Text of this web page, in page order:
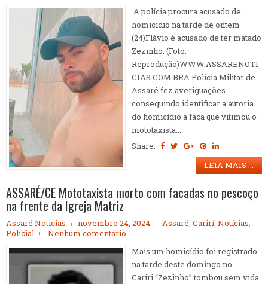
A polícia procura acusado de
homicídio na tarde de ontem
(24)Flávio é acusado de ter matado
Zezinho. (Foto:
Reprodução)WWW.ASSARENOTI
CIAS.COM.BRA Polícia Militar de
Assaré fez averiguações
conseguindo identificar a autoria
do homicídio à faca que vitimou o
mototaxista...
Share:
LEIA MAIS ...
ASSARÉ/CE Mototaxista morto com facadas no pescoço
na frente da Igreja Matriz
Assaré Noticias novembro 24, 2024 Assaré, Carirí, Notícias,
Policial
Nenhum comentário
Mais um homicídio foi registrado
na tarde deste domingo no
Cariri “Zezinho” tombou sem vida